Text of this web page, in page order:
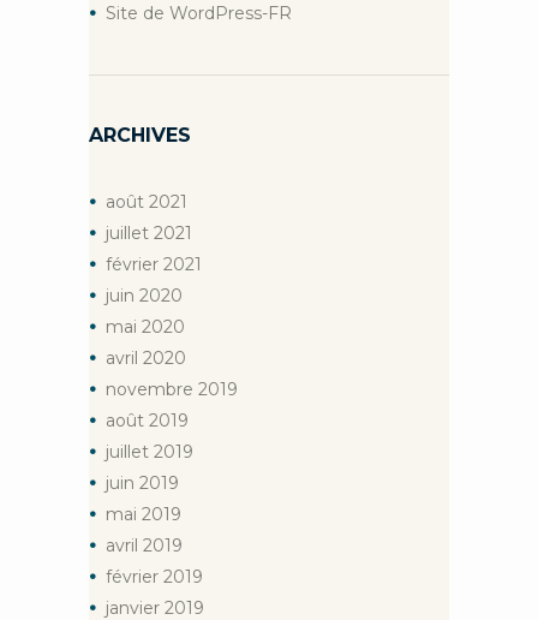
Site de WordPress-FR
ARCHIVES
août 2021
juillet 2021
février 2021
juin 2020
mai 2020
avril 2020
novembre 2019
août 2019
juillet 2019
juin 2019
mai 2019
avril 2019
février 2019
janvier 2019